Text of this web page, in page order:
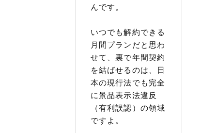
んです。
いつでも解約できる
月間プランだと思わ
せて、裏で年間契約
を結ばせるのは、日
本の現行法でも完全
に景品表示法違反
（有利誤認）の領域
ですよ。